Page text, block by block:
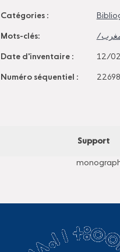
Catégories :
Mots-clés:
Date d'inventaire : 12/
Numéro séquentiel : 22698
Support